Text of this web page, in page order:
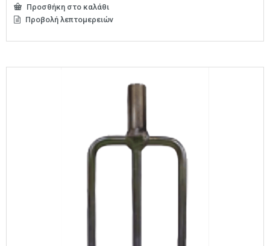
Προσθήκη στο καλάθι
Προβολή λεπτομερειών